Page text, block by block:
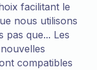
facilitant le
nous utilisons
pas que... Les
compatibles